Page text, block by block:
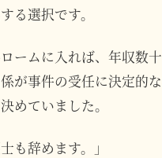
る選択です。
ームに入れば、年収数
が事件の受任に決定的
めていました。
も辞めます。」